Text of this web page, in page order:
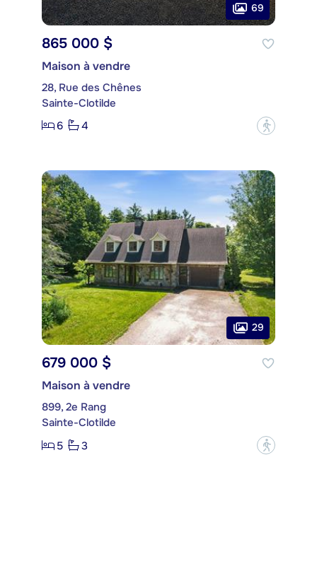
69
865 000 $
Maison à vendre
28, Rue des Chênes
Sainte-Clotilde
6
4 ?
29
679 000 $
Maison à vendre
899, 2e Rang
Sainte-Clotilde
5
3 ?